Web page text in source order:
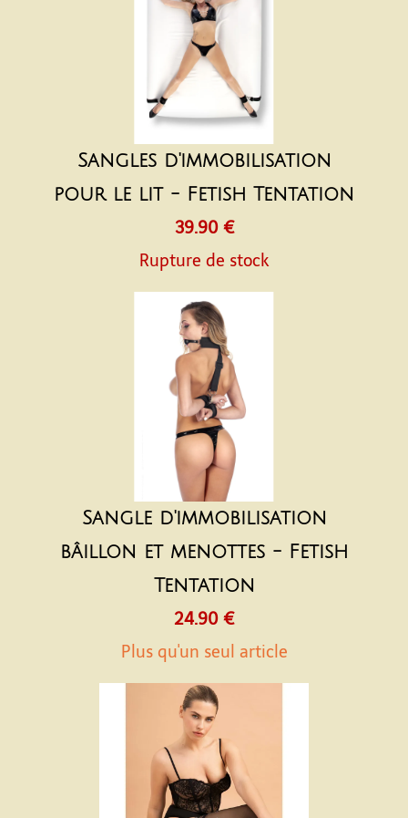
Sangles d'immobilisation
pour le lit - Fetish Tentation
39.90 €
Rupture de stock
Sangle d'immobilisation
bâillon et menottes - Fetish
Tentation
24.90 €
Plus qu'un seul article